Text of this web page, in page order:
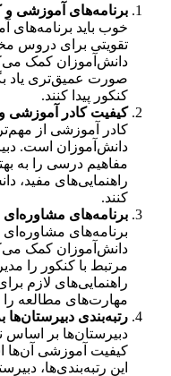
برنامه‌های آموزشی و
خوب باید
تقویتی برای دروس
دانش‌آموزان کمک
صورت عمیق‌تری یاد
کنکور پیدا کنند.
کیفیت کادر آموزشی و
کادر آموزشی از
دانش‌آموزان است.
مفاهیم درسی را به
راهنمایی‌های مفید،
کنند.
برنامه‌های
برنامه‌های
دانش‌آموزان کمک
مرتبط با کنکور را
راهنمایی‌های لازم
مهارت‌های مطالعه را
رتبه‌بندی دبیرستان‌ها
دبیرستان‌ها بر اساس
کیفیت آموزشی آن‌ها
این رتبه‌بندی‌ها،